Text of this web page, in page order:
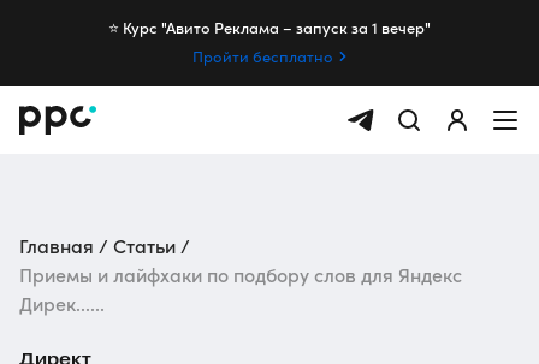
⭐️ Курс "Авито Реклама – запуск за 1 вечер"
Пройти бесплатно
Главная
Статьи
Приемы и лайфхаки по подбору слов для Яндекс
Дирек......
Директ